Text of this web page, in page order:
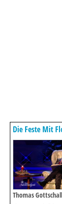
Die Feste Mit
Silbereisen
Thomas